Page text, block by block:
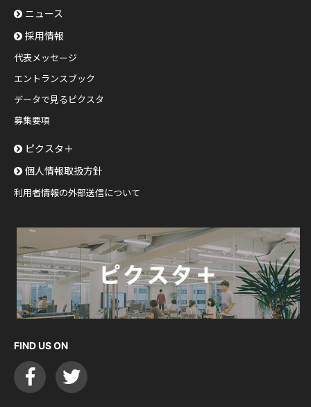
ニュース
採用情報
代表メッセージ
エントランスブック
データで見るピクスタ
募集要項
ピクスタ＋
個人情報取扱方針
利用者情報の外部送信について
FIND US ON